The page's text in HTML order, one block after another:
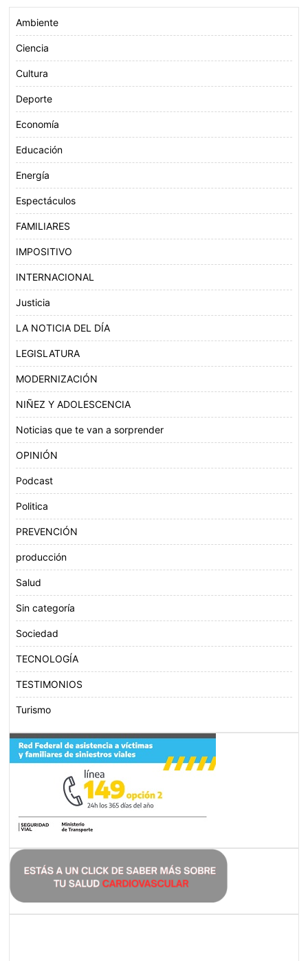
Ambiente
Ciencia
Cultura
Deporte
Economía
Educación
Energía
Espectáculos
FAMILIARES
IMPOSITIVO
INTERNACIONAL
Justicia
LA NOTICIA DEL DÍA
LEGISLATURA
MODERNIZACIÓN
NIÑEZ Y ADOLESCENCIA
Noticias que te van a sorprender
OPINIÓN
Podcast
Politica
PREVENCIÓN
producción
Salud
Sin categoría
Sociedad
TECNOLOGÍA
TESTIMONIOS
Turismo